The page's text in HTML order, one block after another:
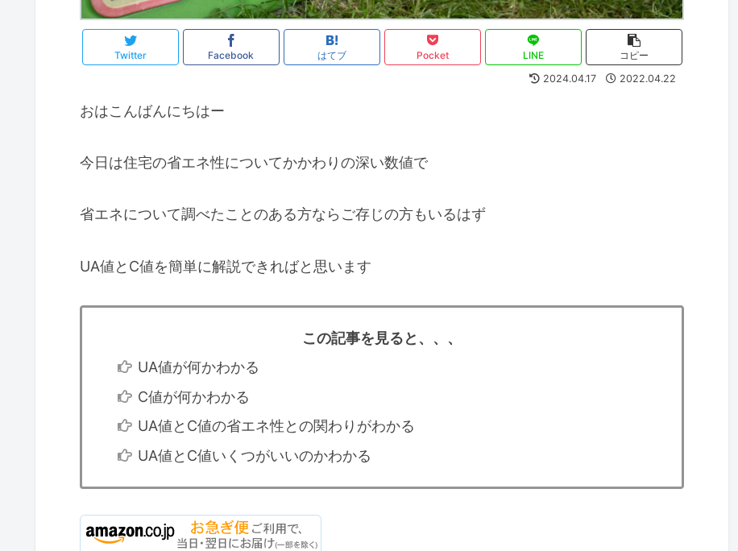
Twitter Facebook はてブ Pocket LINE
コピー
2024.04.17
2022.04.22
おはこんばんにちはー
今日は住宅の省エネ性についてかかわりの深い数値で
省エネについて調べたことのある方ならご存じの方もいるはず
UA値とC値を簡単に解説できればと思います
この記事を見ると、、、
UA値が何かわかる
C値が何かわかる
UA値とC値の省エネ性との関わりがわかる
UA値とC値いくつがいいのかわかる